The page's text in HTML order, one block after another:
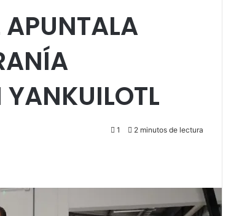
APUNTALA
1 2 minutos de lectura